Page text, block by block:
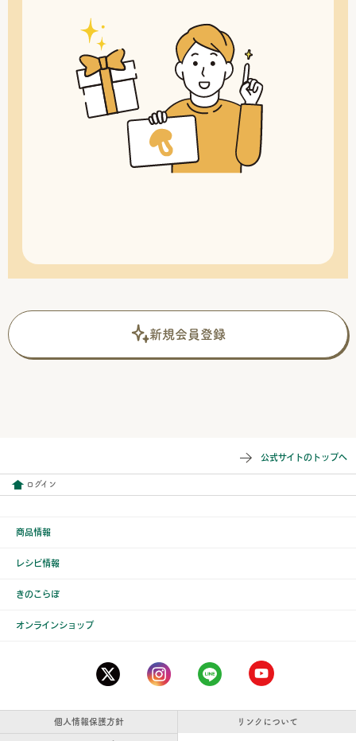
新規会員登録
公式サイトのトップへ
ログイン
商品情報
レシピ情報
きのこらぼ
オンラインショップ
個人情報保護方針 リンクについて